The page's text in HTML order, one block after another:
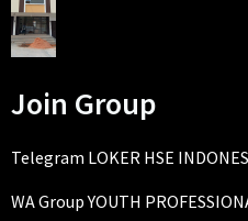
Join Group
Telegram LOKER HSE
WA Group YOUTH